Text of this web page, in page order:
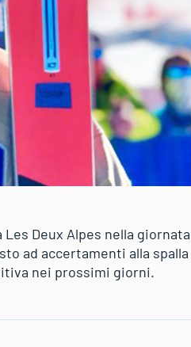
Deux Alpes nella giornata
ad accertamenti alla spalla
nei prossimi giorni.